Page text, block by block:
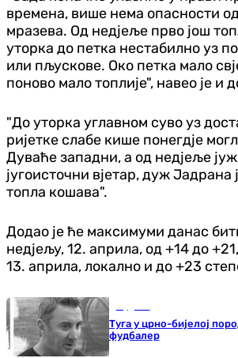
времена, више нема опасности
мразева. Од недјеље прво још
уторка до петка нестабилно уз
или пљускове. Око петка мало
поново мало топлије", навео је и
"До уторка углавном суво уз
ријетке слабе кише понегдје
Дуваће западни, а од недјеље
југоисточни вјетар, дуж Јадрана
топла кошава".
Додао је ће максимуми данас
недјељу, 12. априла, од +14 до
13. априла, локално и до +23
Туга у црно-бијелој
фудбалер